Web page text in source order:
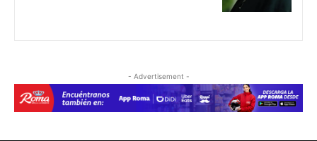
- Advertisement -